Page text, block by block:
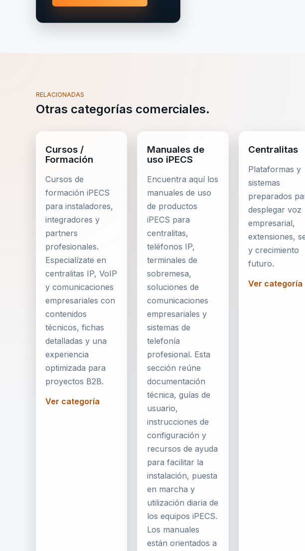
RELACIONADAS
Otras categorías comerciales.
Cursos /
Formación
Cursos de
formación iPECS
para instaladores,
integradores y
partners
profesionales.
Especialízate en
centralitas IP, VoIP
y comunicaciones
empresariales con
contenidos
técnicos, fichas
detalladas y una
experiencia
optimizada para
proyectos B2B.
Ver categoría
Manuales de
uso iPECS
Encuentra aquí los
manuales de uso
de productos
iPECS para
centralitas,
teléfonos IP,
terminales de
sobremesa,
soluciones de
comunicaciones
empresariales y
sistemas de
telefonía
profesional. Esta
sección reúne
documentación
técnica, guías de
usuario,
instrucciones de
configuración y
recursos de ayuda
para facilitar la
instalación, puesta
en marcha y
utilización diaria de
los equipos iPECS.
Los manuales
están orientados a
Centralitas
Plataformas y
sistemas
preparados
desplegar voz
empresarial,
extensiones,
y crecimiento
futuro.
Ver categoría